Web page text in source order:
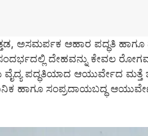
ಅಸಮರ್ಪಕ ಆಹಾರ ಪದ್ಧತಿ
ದೇಹವನ್ನು ಕೇವಲ
ಪದ್ಧತಿಯಾದ ಆಯುರ್ವೇದ ಮತ್ತೆ
ಹಾಗೂ ಸಂಪ್ರದಾಯಬದ್ಧ